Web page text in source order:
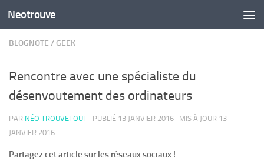
Skip to content
Neotrouve
BLOGNOTE / GEEK
Rencontre avec une spécialiste du
désenvoutement des ordinateurs
PAR NÉO TROUVETOUT · PUBLIÉ 13 JANVIER 2016 · MIS À JOUR 13
JANVIER 2016
Partagez cet article sur les réseaux sociaux !